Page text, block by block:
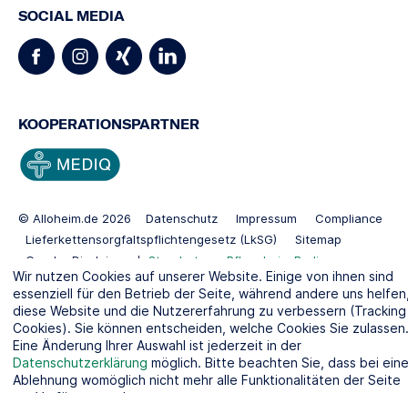
SOCIAL MEDIA
KOOPERATIONSPARTNER
© Alloheim.de 2026 Datenschutz Impressum
Compliance
Lieferkettensorgfaltspflichtengesetz (LkSG)
Sitemap
Gender Disclaimer
Standorte:
Pflegeheim Berlin
Pflegeheim Kiel
Wir nutzen Cookies auf unserer Website. Einige von ihnen sind
essenziell für den Betrieb der Seite, während andere uns
diese Website und die Nutzererfahrung zu verbessern (Tracking
Cookies). Sie können entscheiden, welche Cookies Sie zulassen.
Eine Änderung Ihrer Auswahl ist jederzeit in der
Datenschutzerklärung möglich. Bitte beachten Sie, dass bei
Ablehnung womöglich nicht mehr alle Funktionalitäten der Seite